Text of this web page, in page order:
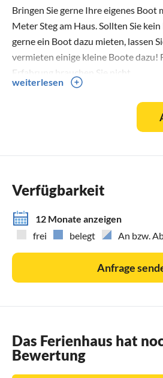
Bringen Sie gerne Ihre eigenes Boot
Meter Steg am Haus. Sollten Sie
gerne ein Boot dazu mieten, lassen
vermieten einige kleine Boote dazu!
Erfahrung brauchen Sie nicht.
weiterlesen
Verfügbarkeit
12 Monate anzeigen
frei
belegt An bzw.
Anfrage
Das Ferienhaus hat
Bewertung